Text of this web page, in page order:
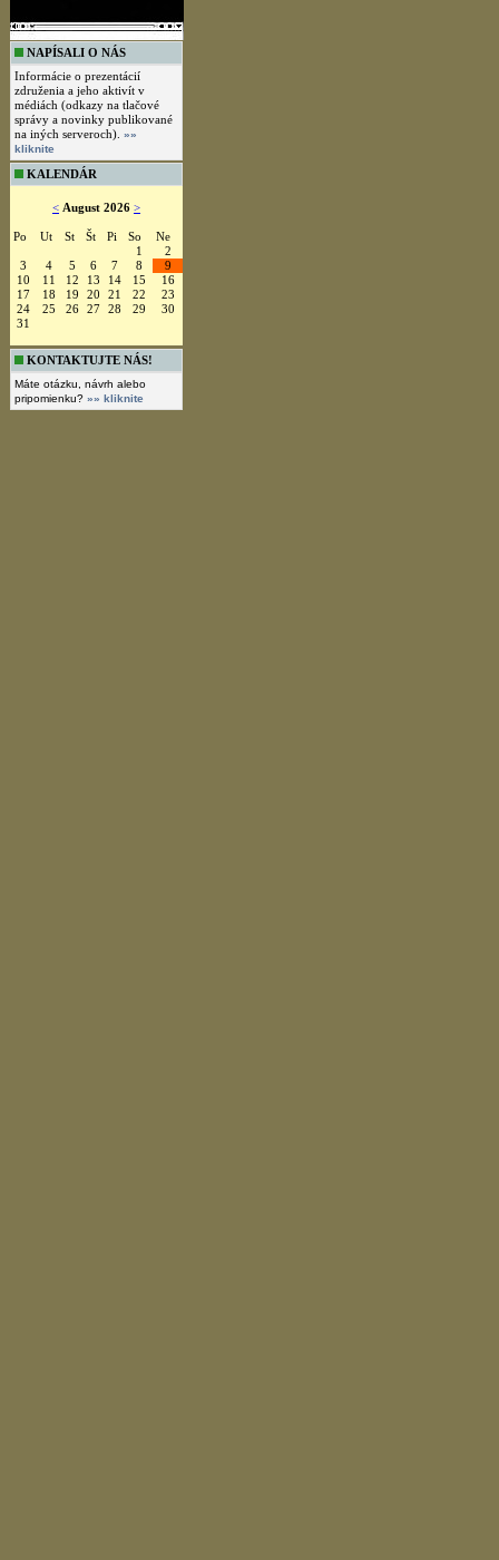
NAPÍSALI O NÁS
Informácie o prezentácií
združenia a jeho aktivít v
médiách (odkazy na tlačové
správy a novinky publikované
na iných serveroch). »»
kliknite
KALENDÁR
< August 2026 >
Po Ut St Št Pi So
Ne
1
2
3
4 5 6 7 8
9
10
11 12 13 14 15
16
17
18 19 20 21 22
23
24
25 26 27 28 29
30
31
KONTAKTUJTE NÁS!
Máte otázku, návrh alebo
pripomienku? »» kliknite